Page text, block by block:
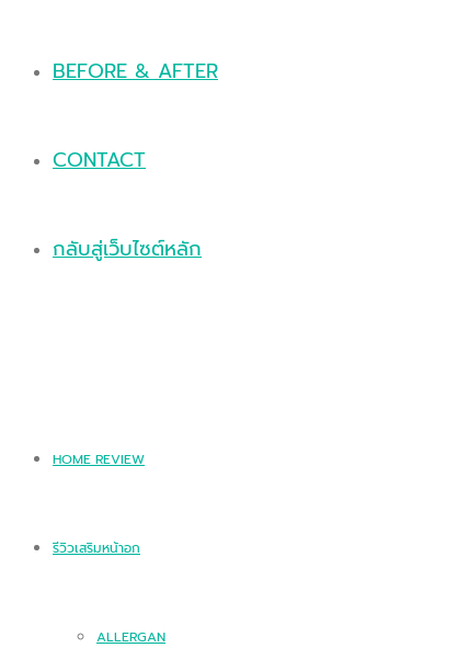
BEFORE & AFTER
CONTACT
กลับสู่เว็บไซต์หลัก
HOME REVIEW
รีวิวเสริมหน้าอก
ALLERGAN